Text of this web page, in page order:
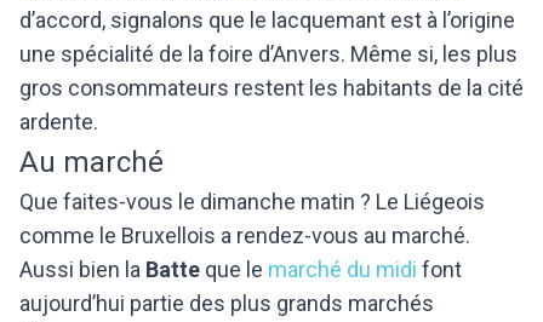
d’accord, signalons que le lacquemant est à l’origine
une spécialité de la foire d’Anvers. Même si, les plus
gros consommateurs restent les habitants de la cité
ardente.
Au marché
Que faites-vous le dimanche matin ? Le Liégeois
comme le Bruxellois a rendez-vous au marché.
Aussi bien la Batte que le marché du midi font
aujourd’hui partie des plus grands marchés